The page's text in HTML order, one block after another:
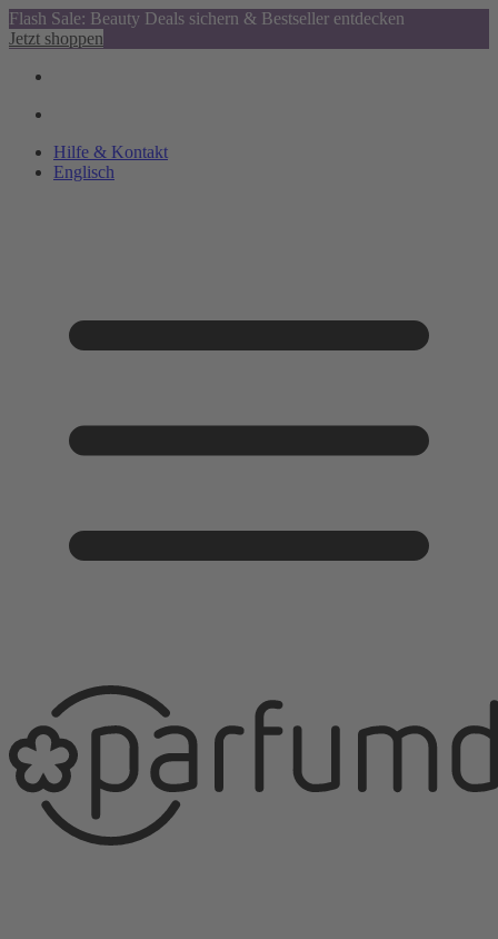
Flash Sale: Beauty Deals sichern & Bestseller entdecken
Jetzt shoppen
Hilfe & Kontakt
Englisch